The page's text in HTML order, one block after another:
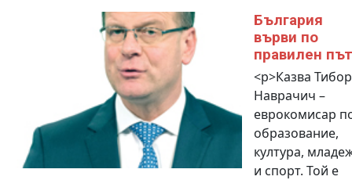
България
върви по
правилен път
<p>Казва Тибор
Наврачич –
еврокомисар
образование,
култура,
и спорт. Той е